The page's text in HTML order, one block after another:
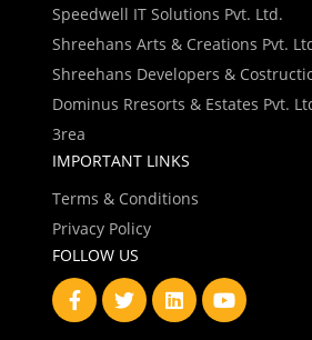
Speedwell IT Solutions Pvt. Ltd.
Shreehans Arts & Creations Pvt.
Shreehans Developers &
Dominus Rresorts & Estates Pvt.
3rea
IMPORTANT LINKS
Terms & Conditions
Privacy Policy
FOLLOW US